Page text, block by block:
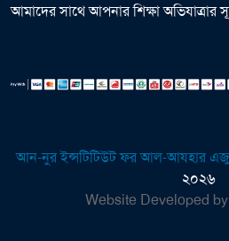
আমাদের সাথে আপনার শিক্ষা অভিযাত্রার
আন-নুর ইন্সটিটিউট ফর আল-আযহার
২০২৬
Website Developed by